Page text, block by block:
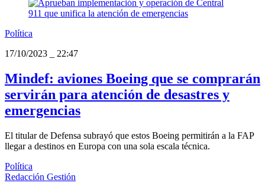
Política
17/10/2023
22:47
Mindef: aviones Boeing que se comprarán
servirán para atención de desastres y
emergencias
El titular de Defensa subrayó que estos Boeing permitirán a la FAP
llegar a destinos en Europa con una sola escala técnica.
Política
Redacción Gestión